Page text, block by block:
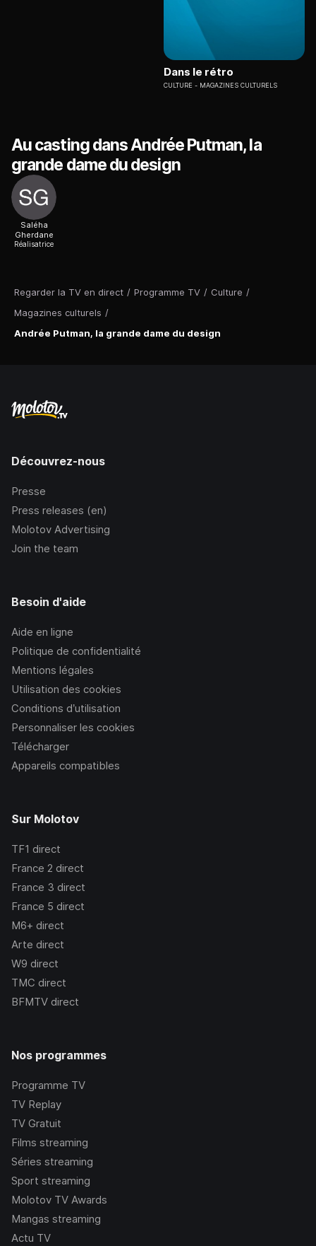
Regarder la TV en direct / Programme TV / Culture /
Magazines culturels /
Andrée Putman, la grande dame du design
Dans le rétro
CULTURE MAGAZINES CULTURELS
Au casting dans Andrée Putman, la
grande dame du design
Saléha
Gherdane
Réalisatrice
Découvrez-nous
Presse
Press releases (en)
Molotov Advertising
Join the team
Besoin d'aide
Aide en ligne
Politique de confidentialité
Mentions légales
Utilisation des cookies
Conditions d’utilisation
Personnaliser les cookies
Télécharger
Appareils compatibles
Sur Molotov
TF1 direct
France 2 direct
France 3 direct
France 5 direct
M6+ direct
Arte direct
W9 direct
TMC direct
BFMTV direct
Nos programmes
Programme TV
TV Replay
TV Gratuit
Films streaming
Séries streaming
Sport streaming
Molotov TV Awards
Mangas streaming
Actu TV